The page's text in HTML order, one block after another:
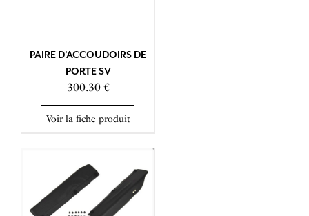
PAIRE D’ACCOUDOIRS DE
PORTE SV
300.30 €
Voir la fiche produit